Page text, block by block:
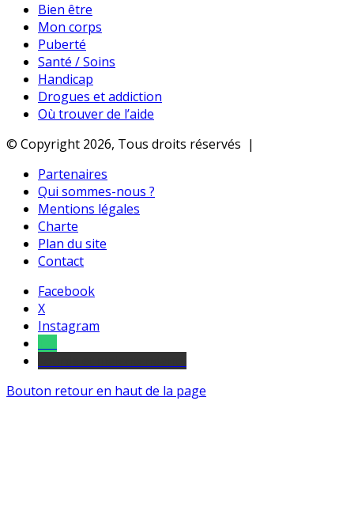
Bien être
Mon corps
Puberté
Santé / Soins
Handicap
Drogues et addiction
Où trouver de l’aide
© Copyright 2026, Tous droits réservés |
Partenaires
Qui sommes-nous ?
Mentions légales
Charte
Plan du site
Contact
Facebook
X
Instagram
Bouton retour en haut de la page